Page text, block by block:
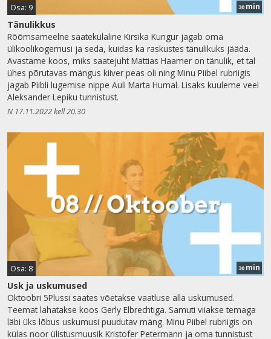
Osa: 9 30 min
Tänulikkus
Rõõmsameelne saatekülaline Kirsika Kungur jagab oma
ülikoolikogemusi ja seda, kuidas ka raskustes tänulikuks jääda.
Avastame koos, miks saatejuht Mattias Haamer on tänulik, et tal
ühes põrutavas mängus kiiver peas oli ning Minu Piibel rubriigis
jagab Piibli lugemise nippe Auli Marta Humal. Lisaks kuuleme veel
Aleksander Lepiku tunnistust.
N 17.11.2022 kell 20.30
Osa: 8 30 min
Usk ja uskumused
Oktoobri 5Plussi saates võetakse vaatluse alla uskumused.
Teemat lahatakse koos Gerly Elbrechtiga. Samuti viiakse temaga
läbi üks lõbus uskumusi puudutav mäng. Minu Piibel rubriigis on
külas noor ülistusmuusik Kristofer Petermann ja oma tunnistust